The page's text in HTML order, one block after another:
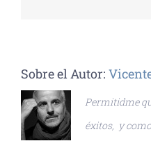
Sobre el Autor:
Permitidme
éxitos, y